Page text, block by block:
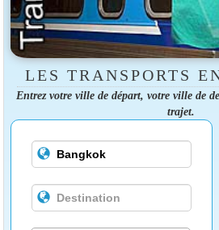
LES TRANSPORTS
Entrez votre ville de départ, votre ville de
trajet.